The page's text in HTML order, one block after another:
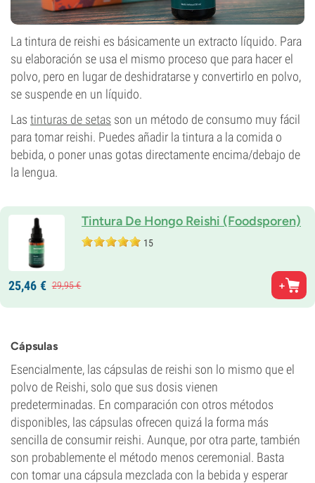
La tintura de reishi es básicamente un extracto líquido. Para
su elaboración se usa el mismo proceso que para hacer el
polvo, pero en lugar de deshidratarse y convertirlo en polvo,
se suspende en un líquido.
Las tinturas de setas son un método de consumo muy fácil
para tomar reishi. Puedes añadir la tintura a la comida o
bebida, o poner unas gotas directamente encima/debajo de
la lengua.
Tintura De Hongo Reishi (Foodsporen)
15
25,46 € 29,95€
Cápsulas
Esencialmente, las cápsulas de reishi son lo mismo que el
polvo de Reishi, solo que sus dosis vienen
predeterminadas. En comparación con otros métodos
disponibles, las cápsulas ofrecen quizá la forma más
sencilla de consumir reishi. Aunque, por otra parte, también
son probablemente el método menos ceremonial. Basta
con tomar una cápsula mezclada con la bebida y esperar